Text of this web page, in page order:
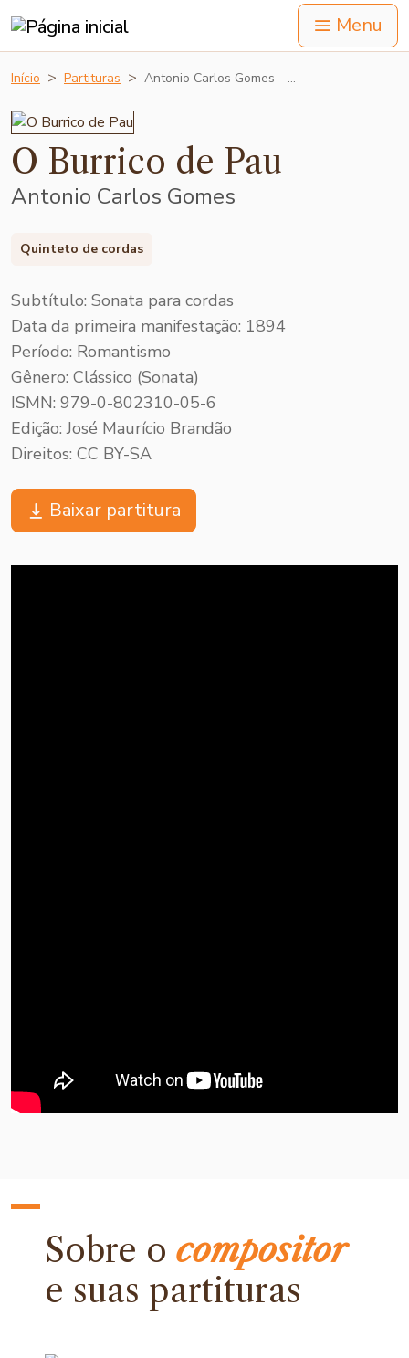
Menu
Início Partituras Antonio Carlos Gomes - …
O Burrico de Pau
Antonio Carlos Gomes
Quinteto de cordas
Subtítulo: Sonata para cordas
Data da primeira manifestação: 1894
Período: Romantismo
Gênero: Clássico (Sonata)
ISMN: 979-0-802310-05-6
Edição: José Maurício Brandão
Direitos: CC BY-SA
Baixar partitura
Sobre ocompositor
e suas partituras